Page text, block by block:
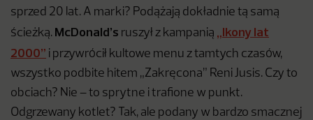
sprzed 20 lat. A marki? Podążają dokładnie tą samą
ścieżką. McDonald’s ruszył z kampanią „Ikony lat
2000” i przywrócił kultowe menu z tamtych czasów,
wszystko podbite hitem „Zakręcona” Reni Jusis. Czy to
obciach? Nie – to sprytne i trafione w punkt.
Odgrzewany kotlet? Tak, ale podany w bardzo smacznej